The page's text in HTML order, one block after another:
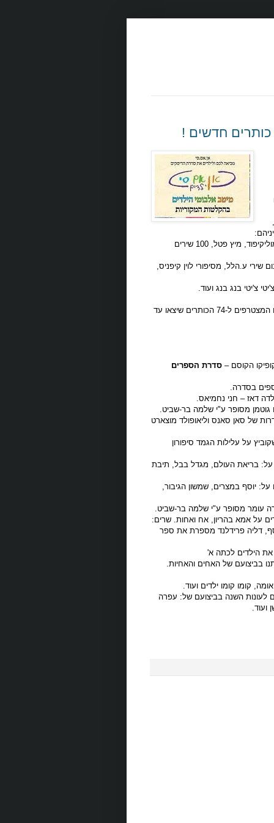
דירה להשכיר, הצריף של תמרי, והילד הזה הוא אני, שמוליקיפוד, מיץ פטל, 100 שירים
ע.הלל, מסיפורי לוין קיפניס,
צ'יטי בנג בנג ועוד.
לאור הצלחת הסדרה אנו יוצאים עם 13 כותרים נוספים המצטרפים ל-74 הכותרים שיצאו עד
סדרת הספרים
דאז – חני נחמיאס.
מסופר ע"י שלמה בר-שביט.
של סאן סאנס וליאופולד מוצארט
על עלילות הגמד סיפורון
בריאת העולם, מגדל בבל, תיבת
יוסף במצרים, שמשון הגיבור,
עומר מסופר ע"י שלמה בר-שביט.
על אמא בהריון, אח ואחות. שרים:
דליה פרידלנד מספרת את ספר
את הילדים לכתה א'
בביצועם של האחים והאחיות.
קומו קומו ילדים ועוד.
לעונות השנה בביצועם של: עפרה